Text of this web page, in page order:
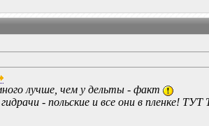
лучше, чем у дельты - факт
- польские и все они в пленке!